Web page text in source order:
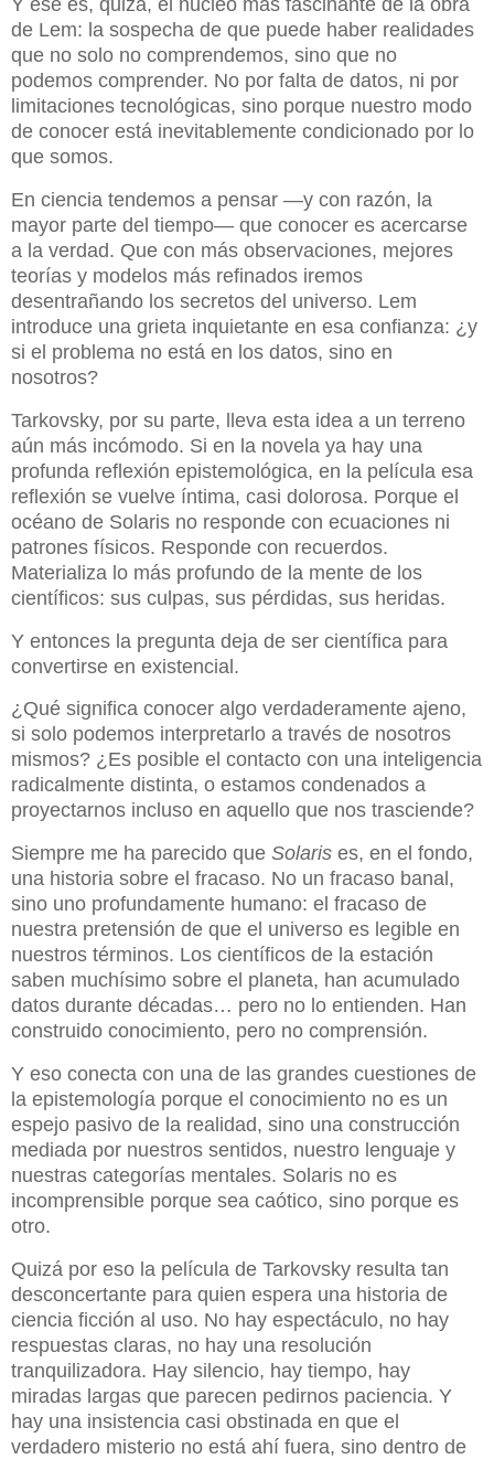
Y ese es, quizá, el núcleo más fascinante de la obra
de Lem: la sospecha de que puede haber realidades
que no solo no comprendemos, sino que no
podemos comprender. No por falta de datos, ni por
limitaciones tecnológicas, sino porque nuestro modo
de conocer está inevitablemente condicionado por lo
que somos.
En ciencia tendemos a pensar —y con razón, la
mayor parte del tiempo— que conocer es acercarse
a la verdad. Que con más observaciones, mejores
teorías y modelos más refinados iremos
desentrañando los secretos del universo. Lem
introduce una grieta inquietante en esa confianza: ¿y
si el problema no está en los datos, sino en
nosotros?
Tarkovsky, por su parte, lleva esta idea a un terreno
aún más incómodo. Si en la novela ya hay una
profunda reflexión epistemológica, en la película esa
reflexión se vuelve íntima, casi dolorosa. Porque el
océano de Solaris no responde con ecuaciones ni
patrones físicos. Responde con recuerdos.
Materializa lo más profundo de la mente de los
científicos: sus culpas, sus pérdidas, sus heridas.
Y entonces la pregunta deja de ser científica para
convertirse en existencial.
¿Qué significa conocer algo verdaderamente ajeno,
si solo podemos interpretarlo a través de nosotros
mismos? ¿Es posible el contacto con una inteligencia
radicalmente distinta, o estamos condenados a
proyectarnos incluso en aquello que nos trasciende?
Siempre me ha parecido que Solaris es, en el fondo,
una historia sobre el fracaso. No un fracaso banal,
sino uno profundamente humano: el fracaso de
nuestra pretensión de que el universo es legible en
nuestros términos. Los científicos de la estación
saben muchísimo sobre el planeta, han acumulado
datos durante décadas… pero no lo entienden. Han
construido conocimiento, pero no comprensión.
Y eso conecta con una de las grandes cuestiones de
la epistemología porque el conocimiento no es un
espejo pasivo de la realidad, sino una construcción
mediada por nuestros sentidos, nuestro lenguaje y
nuestras categorías mentales. Solaris no es
incomprensible porque sea caótico, sino porque es
otro.
Quizá por eso la película de Tarkovsky resulta tan
desconcertante para quien espera una historia de
ciencia ficción al uso. No hay espectáculo, no hay
respuestas claras, no hay una resolución
tranquilizadora. Hay silencio, hay tiempo, hay
miradas largas que parecen pedirnos paciencia. Y
hay una insistencia casi obstinada en que el
verdadero misterio no está ahí fuera, sino dentro de